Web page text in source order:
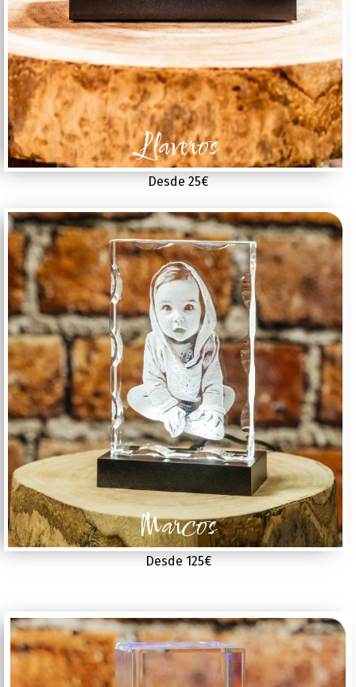
Desde 25€
Llaveros
Desde 125€
Marcos